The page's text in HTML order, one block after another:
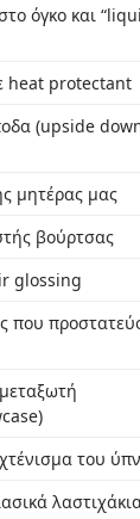
όγκο και
heat protectant
(upside
μητέρας μας
βούρτσας
glossing
που
του